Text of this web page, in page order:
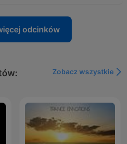
odcinków
Zobacz wszystkie